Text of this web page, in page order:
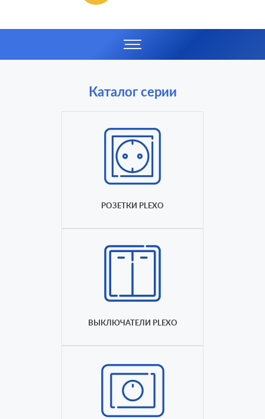
Каталог серии
РОЗЕТКИ PLEXO
ВЫКЛЮЧАТЕЛИ PLEXO